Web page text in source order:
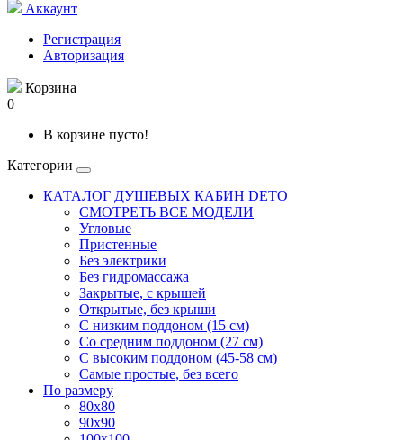
Аккаунт
Регистрация
Авторизация
Корзина
0
В корзине пусто!
Категории
КАТАЛОГ ДУШЕВЫХ КАБИН DETO
СМОТРЕТЬ ВСЕ МОДЕЛИ
Угловые
Пристенные
Без электрики
Без гидромассажа
Закрытые, с крышей
Открытые, без крыши
С низким поддоном (15 см)
Со средним поддоном (27 см)
С высоким поддоном (45-58 см)
Самые простые, без всего
По размеру
80x80
90x90